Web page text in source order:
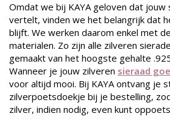
Omdat we bij KAYA geloven dat jouw
vertelt, vinden we het belangrijk dat
blijft. We werken daarom enkel met
materialen. Zo zijn alle zilveren
gemaakt van het hoogste gehalte
Wanneer je jouw zilveren sieraad
voor altijd mooi. Bij KAYA ontvang je
zilverpoetsdoekje bij je bestelling,
zilver, indien nodig, even kunt